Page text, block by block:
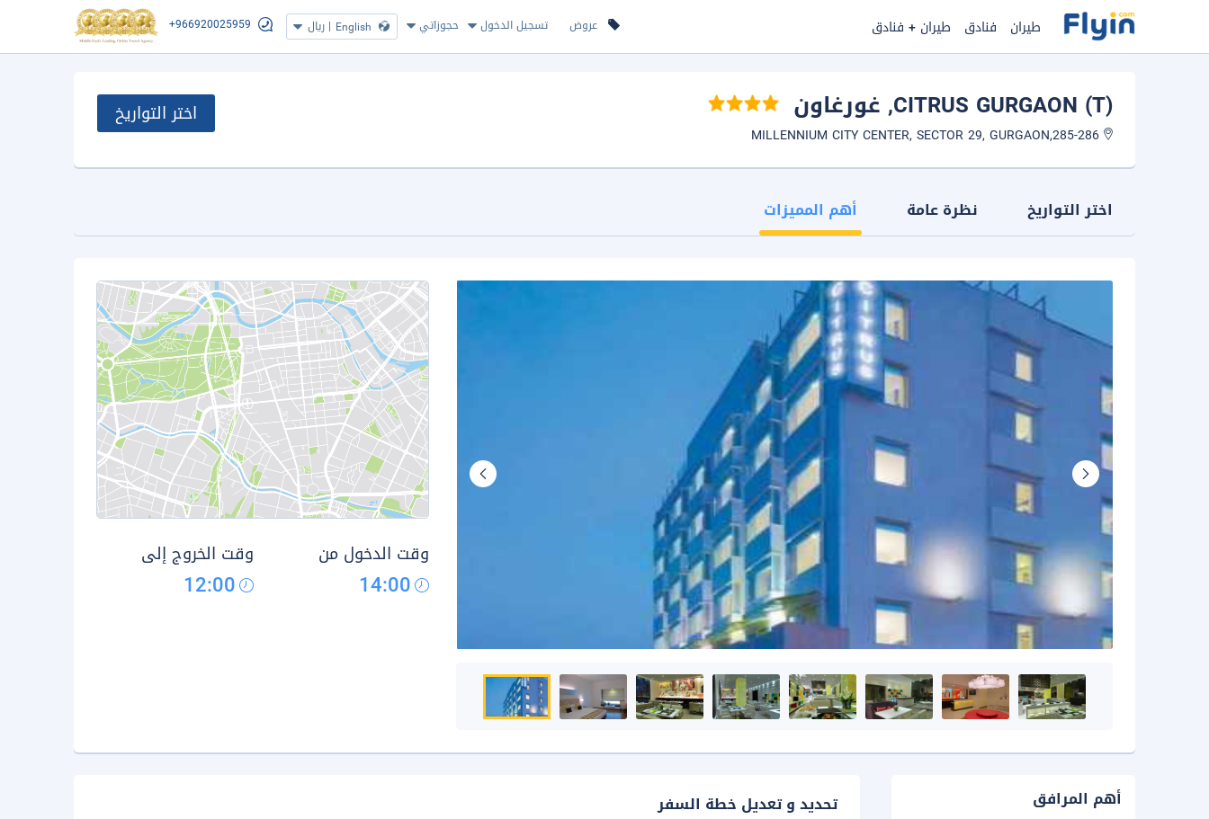
عروض تسجيل الدخول حجوزاتي English
| ريال +966920025959 طيران فنادق طيران + فنادق
CITRUS GURGAON (T), غورغاون اختر التواريخ
اختر التواريخ نظرة عامة أهم المميزات
وقت الدخول من
14:00
وقت الخروج إلى
12:00
تحديد و تعديل خطة السفر
أهم المرافق